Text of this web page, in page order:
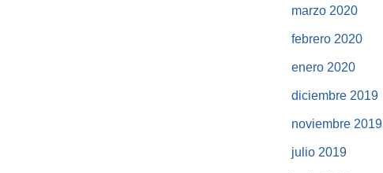
marzo 2020
febrero 2020
enero 2020
diciembre 2019
noviembre 2019
julio 2019